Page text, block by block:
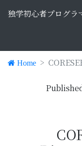
独学初心者プログラ
Home